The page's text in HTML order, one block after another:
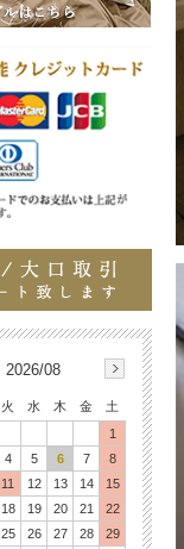
2026/08
火 水 木 金
土
1
4 5 6 7
8
11 12 13 14
15
18 19 20 21
22
25 26 27 28
29